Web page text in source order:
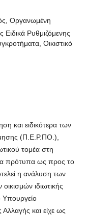
Οργανωμένη
Ρυθμιζόμενης
Οικιστικό
και ειδικότερα των
(Π.Ε.Ρ.ΠΟ.),
τομέα στη
πρότυπα ως προς το
η ανάλυση των
ιδιωτικής
Αλλαγής και είχε ως